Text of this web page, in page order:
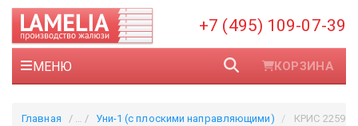
+7 (495) 109-07-39
МЕНЮ КОРЗИНА
Главная Уни-1 (с плоскими направляющими) КРИС 2259